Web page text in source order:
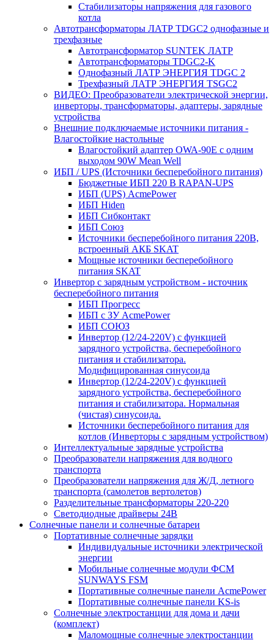
Стабилизаторы напряжения для газового
котла
Автотрансформаторы ЛАТР TDGC2 однофазные и
трехфазные
Автотрансформатор SUNTEK ЛАТР
Автотрансформаторы TDGC2-K
Однофазный ЛАТР ЭНЕРГИЯ TDGC 2
Трехфазный ЛАТР ЭНЕРГИЯ TSGC2
ВИДЕО: Преобразователи электрической энергии,
инверторы, трансформаторы, адаптеры, зарядные
устройства
Внешние подключаемые источники питания -
Влагостойкие настольные
Влагостойкий адаптер OWA-90E с одним
выходом 90W Mean Well
ИБП / UPS (Источники бесперебойного питания)
Бюджетные ИБП 220 В RAPAN-UPS
ИБП (UPS) AcmePower
ИБП Hiden
ИБП Сибконтакт
ИБП Союз
Источники бесперебойного питания 220В,
встроенный АКБ SKAT
Мощные источники бесперебойного
питания SKAT
Инвертор с зарядным устройством - источник
бесперебойного питания
ИБП Прогресс
ИБП с ЗУ AcmePower
ИБП СОЮЗ
Инвертор (12/24-220V) с функцией
зарядного устройства, бесперебойного
питания и стабилизатора.
Модифицированная синусоида
Инвертор (12/24-220V) с функцией
зарядного устройства, бесперебойного
питания и стабилизатора. Нормальная
(чистая) синусоида.
Источники бесперебойного питания для
котлов (Инверторы с зарядным устройством)
Интеллектуальные зарядные устройства
Преобразователи напряжения для водного
транспорта
Преобразователи напряжения для Ж/Д, летного
транспорта (самолетов вертолетов)
Разделительные трансформаторы 220-220
Светодиодные драйверы 24В
Солнечные панели и солнечные батареи
Портативные солнечные зарядки
Индивидуальные источники электрической
энергии
Мобильные солнечные модули ФСМ
SUNWAYS FSM
Портативные солнечные панели AcmePower
Портативные солнечные панели KS-is
Солнечные электростанции для дома и дачи
(комплект)
Маломощные солнечные электростанции